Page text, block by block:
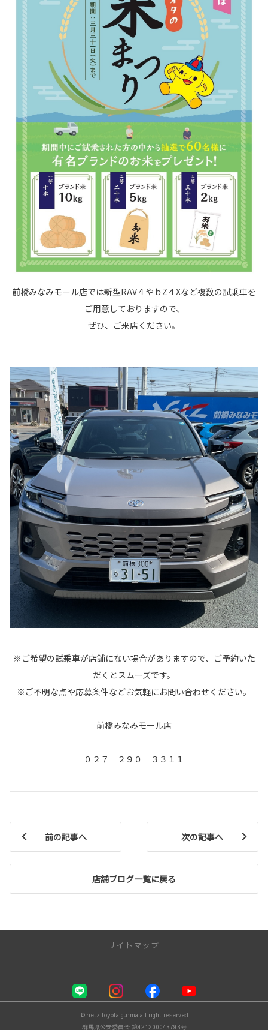
前橋みなみモール店では新型RAV４やｂZ４Xなど複数の試乗車を
ご用意しておりますので、
ぜひ、ご来店ください。
※ご希望の試乗車が店舗にない場合がありますので、ご予約いた
だくとスムーズです。
※ご不明な点や応募条件などお気軽にお問い合わせください。
前橋みなみモール店
０２７－２９０－３３１１
前の記事へ
店舗ブログ一覧に戻る
次の記事へ
サイトマップ
© netz toyota gunma all right reserved
群馬県公安委員会 第421200043793号